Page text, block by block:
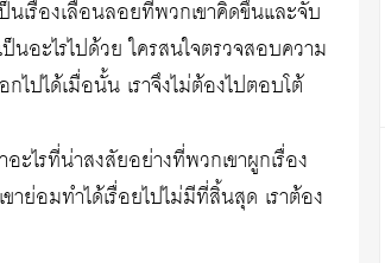
เรื่องเลื่อนลอยที่พวกเขาคิดขึ้นและจับ
อะไรไปด้วย ใครสนใจตรวจสอบความ
ไปได้เมื่อนั้น เราจึงไม่ต้องไปตอบโต้
ะไรที่น่าสงสัยอย่างที่พวกเขาผูกเรื่อง
ย่อมทำได้เรื่อยไปไม่มีที่สิ้นสุด เราต้อง